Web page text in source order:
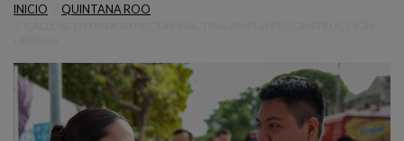
YUCATÁN
INICIO
QUINTANA ROO